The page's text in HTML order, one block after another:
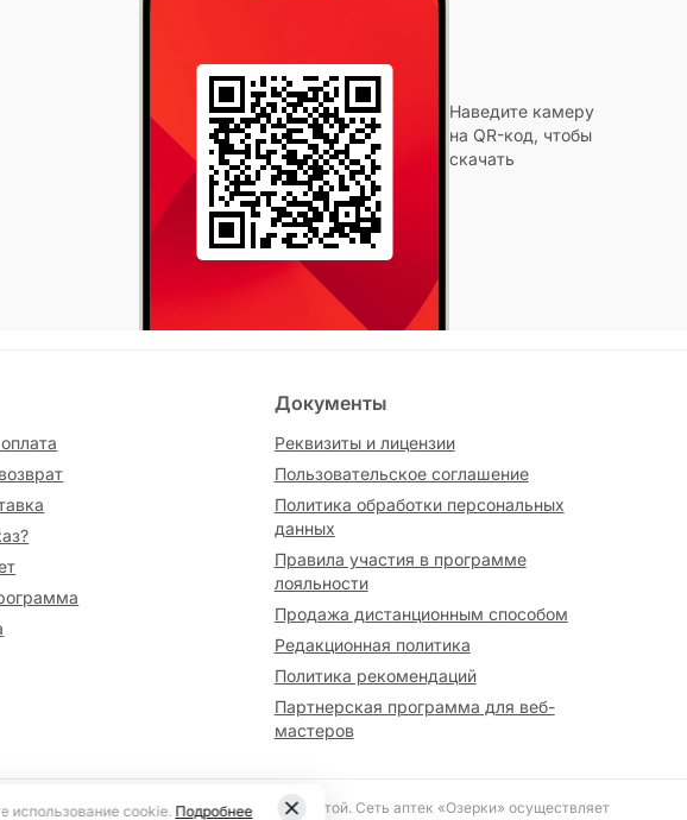
Наведите камеру
на QR-код, чтобы
скачать
Документы
Реквизиты и лицензии
Пользовательское соглашение
Политика обработки персональных
данных
Правила участия в программе
лояльности
Продажа дистанционным способом
Редакционная политика
Политика рекомендаций
Партнерская программа для веб-
мастеров
характер и не является публичной офертой. Сеть аптек «Озерки» осуществляет
использование cookie. Подробнее